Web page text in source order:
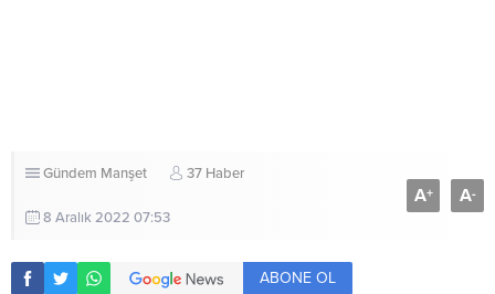
Gündem Manşet 37 Haber
8 Aralık 2022 07:53
A+ A-
ABONE OL